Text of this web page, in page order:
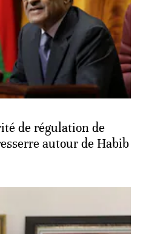
de régulation de
autour de Habib